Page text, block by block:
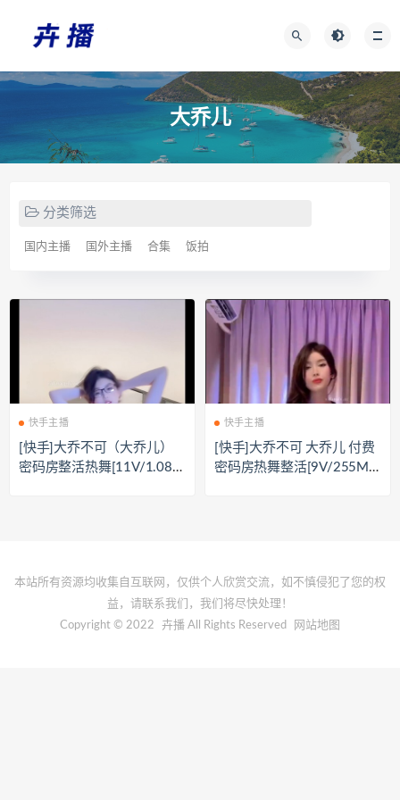
大乔儿
分类筛选
国内主播 国外主播 合集 饭拍
快手主播
[快手]大乔不可（大乔儿）
密码房整活热舞[11V/1.08
快手主播
[快手]大乔不可 大乔儿 付费
密码房热舞整活[9V/255M
本站所有资源均收集自互联网，仅供个人欣赏交流，如不慎侵犯了您的权
益，请联系我们，我们将尽快处理！
Copyright © 2022
卉播 All Rights Reserved 网站地图